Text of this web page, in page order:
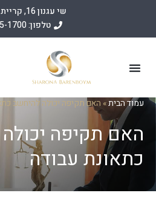
שי עגנון 16, קריית מוצקין
טלפון: 04-385-1700
עמוד הבית» האם תקיפה יכולה להיחשב
האם תקיפה
כתאונת עבודה